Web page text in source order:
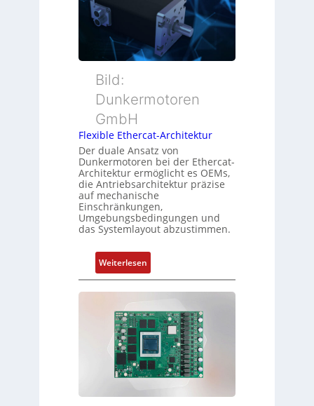
c
h
g
e
u
u
n
d
Z
u
s
t
d
b
e
r
w
a
t
e
y
s
o
r
g
t
f
ü
m
e
h
L
e
i
s
t
n
Bild:
Dunkermotoren
GmbH
Flexible Ethercat-Architektur
Der duale Ansatz von
Dunkermotoren bei der Ethercat-
Architektur ermöglicht es OEMs,
die Antriebsarchitektur präzise
auf mechanische
Einschränkungen,
Umgebungsbedingungen und
das Systemlayout abzustimmen.
Weiterlesen:
F
l
x
i
b
l
e
E